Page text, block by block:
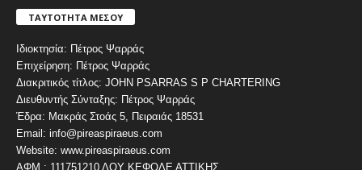
ΤΑΥΤΟΤΗΤΑ ΜΕΣΟΥ
Ιδιοκτησία: Πέτρος Ψαρράς
Επιχείρηση: Πέτρος Ψαρράς
Διακριτικός τίτλος: JOHN PSARRAS S P CHARTERING
Διευθυντής Σύνταξης: Πέτρος Ψαρράς
Έδρα: Μακράς Στοάς 5, Πειραιάς 18531
Email: info@pireaspiraeus.com
Website: www.pireaspiraeus.com
ΑΦΜ : 111751210 ΔΟΥ ΚΕΦΟΔΕ ΑΤΤΙΚΗΣ